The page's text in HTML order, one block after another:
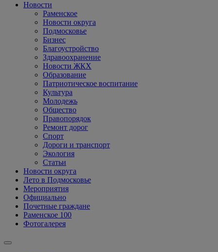
Новости
Раменское
Новости округа
Подмосковье
Бизнес
Благоустройство
Здравоохранение
Новости ЖКХ
Образование
Патриотическое воспитание
Культура
Молодежь
Общество
Правопорядок
Ремонт дорог
Спорт
Дороги и транспорт
Экология
Статьи
Новости округа
Лето в Подмосковье
Мероприятия
Официально
Почетные граждане
Раменское 100
Фотогалерея